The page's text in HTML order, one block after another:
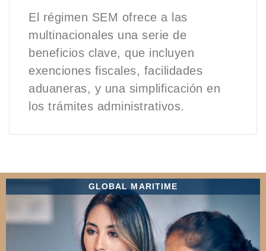
El régimen SEM ofrece a las
multinacionales una serie de
beneficios clave, que incluyen
exenciones fiscales, facilidades
aduaneras, y una simplificación en
los trámites administrativos.
GLOBAL MARITIME